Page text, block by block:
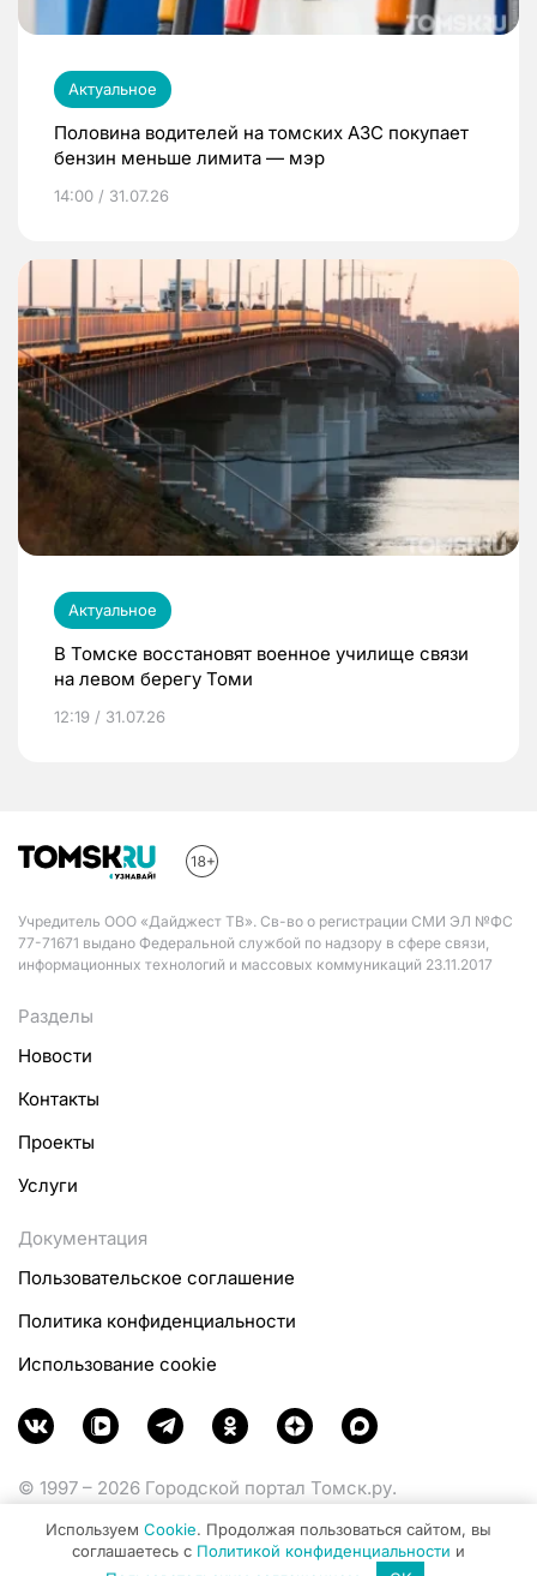
Актуальное
Половина водителей на томских АЗС покупает
бензин меньше лимита — мэр
14:00 / 31.07.26
Актуальное
В Томске восстановят военное училище связи
на левом берегу Томи
12:19 / 31.07.26
Учредитель ООО «Дайджест ТВ». Св-во о регистрации СМИ ЭЛ №ФС
77-71671 выдано Федеральной службой по надзору в сфере связи,
информационных технологий и массовых коммуникаций 23.11.2017
Разделы
Новости
Контакты
Проекты
Услуги
Документация
Пользовательское соглашение
Политика конфиденциальности
Использование cookie
© 1997 – 2026 Городской портал Томск.ру.
Министерства цифрового развития, связи и массовых
коммуникаций Российской Федерации.
Используем Cookie. Продолжая пользоваться сайтом, вы
соглашаетесь с Политикой конфиденциальности и